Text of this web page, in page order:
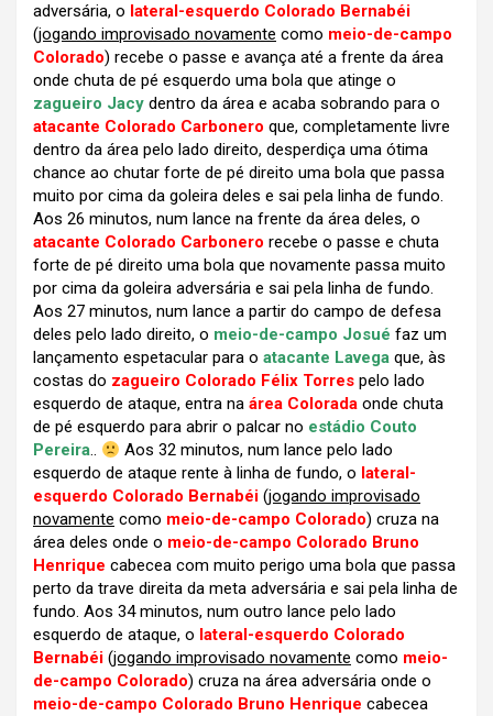
adversária, o lateral-esquerdo Colorado Bernabéi
(jogando improvisado novamente como meio-de-campo
Colorado) recebe o passe e avança até a frente da área
onde chuta de pé esquerdo uma bola que atinge o
zagueiro Jacy dentro da área e acaba sobrando para o
atacante Colorado Carbonero que, completamente livre
dentro da área pelo lado direito, desperdiça uma ótima
chance ao chutar forte de pé direito uma bola que passa
muito por cima da goleira deles e sai pela linha de fundo.
Aos 26 minutos, num lance na frente da área deles, o
atacante Colorado Carbonero recebe o passe e chuta
forte de pé direito uma bola que novamente passa muito
por cima da goleira adversária e sai pela linha de fundo.
Aos 27 minutos, num lance a partir do campo de defesa
deles pelo lado direito, o meio-de-campo Josué faz um
lançamento espetacular para o atacante Lavega que, às
costas do zagueiro Colorado Félix Torres pelo lado
esquerdo de ataque, entra na área Colorada onde chuta
de pé esquerdo para abrir o palcar no estádio Couto
Pereira..
Aos 32 minutos, num lance pelo lado
esquerdo de ataque rente à linha de fundo, o lateral-
esquerdo Colorado Bernabéi (jogando improvisado
novamente como meio-de-campo Colorado) cruza na
área deles onde o meio-de-campo Colorado Bruno
Henrique cabecea com muito perigo uma bola que passa
perto da trave direita da meta adversária e sai pela linha de
fundo. Aos 34 minutos, num outro lance pelo lado
esquerdo de ataque, o lateral-esquerdo Colorado
Bernabéi (jogando improvisado novamente como meio-
de-campo Colorado) cruza na área adversária onde o
meio-de-campo Colorado Bruno Henrique cabecea